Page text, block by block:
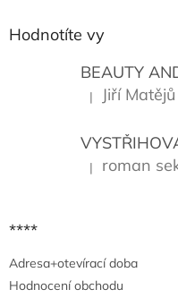
Hodnotíte vy
BEAUTY
Hodnocení
| Jiří Matějů
Hodnocení
| roman
****
Adresa+otevírací doba
Hodnocení obchodu